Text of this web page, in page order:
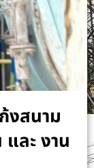
งสนาม
และ งาน